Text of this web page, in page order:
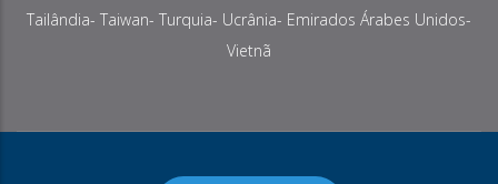
Tailândia- Taiwan- Turquia- Ucrânia- Emirados Árabes Unidos-
Vietnã